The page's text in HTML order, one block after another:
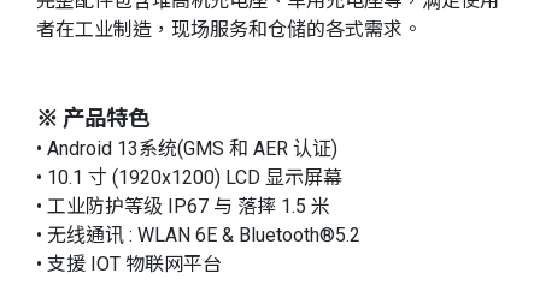
者在工业制造，现场服务和仓储的各式需求。
※ 产品特色
• Android 13系统(GMS 和 AER 认证)
• 10.1 寸 (1920x1200) LCD 显示屏幕
• 工业防护等级 IP67 与 落摔 1.5 米
• 无线通讯 : WLAN 6E & Bluetooth®5.2
• 支援 IOT 物联网平台